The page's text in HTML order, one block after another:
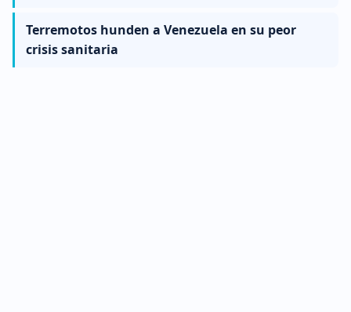
Terremotos hunden a Venezuela en su peor
crisis sanitaria